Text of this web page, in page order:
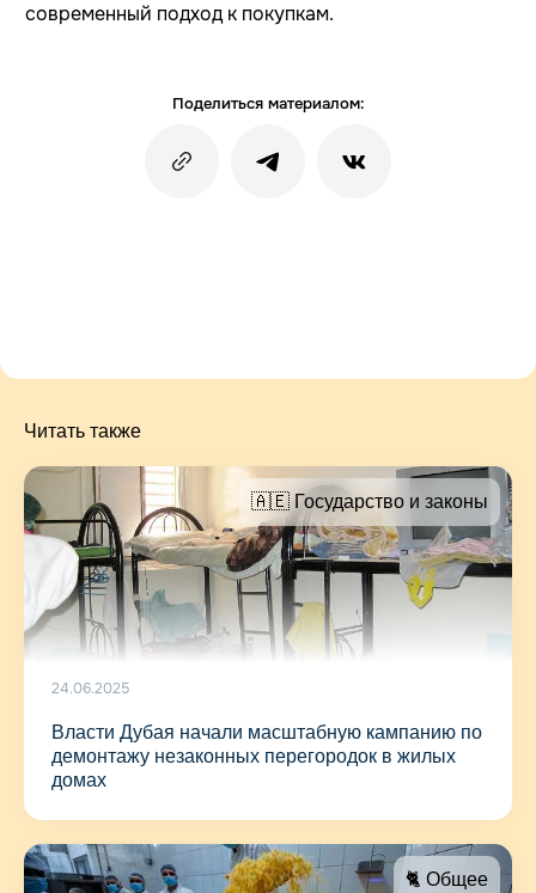
современный подход к покупкам.
Поделиться материалом:
Читать также
🇦🇪 Государство и законы
24.06.2025
Власти Дубая начали масштабную кампанию по
демонтажу незаконных перегородок в жилых
домах
🐈 Общее